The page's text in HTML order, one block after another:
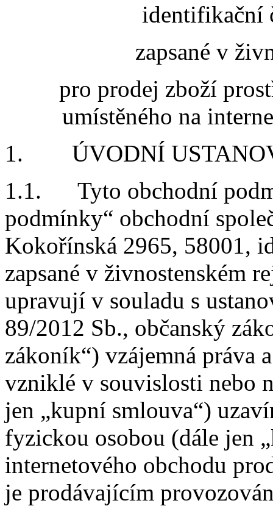
zapsané v
pro prodej zboží
umístěného na
1. ÚVODNÍ
1.1. Tyto obchodní
podmínky“ obchodní
Kokořínská 2965, 58001,
zapsané v živnostenském
upravují v souladu s
89/2012 Sb., občanský
zákoník“) vzájemná práva
vzniklé v souvislosti nebo
jen „kupní smlouva“)
fyzickou osobou (dále jen
internetového obchodu
je prodávajícím